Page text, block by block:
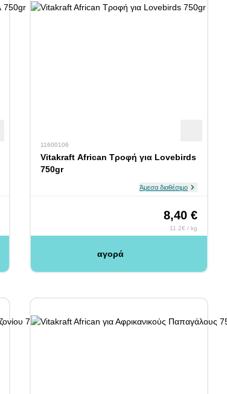
11600106
Vitakraft African Τροφή για Lovebirds
750gr
Άμεσα διαθέσιμο
8,40 €
11.2€ / kg
αγορά